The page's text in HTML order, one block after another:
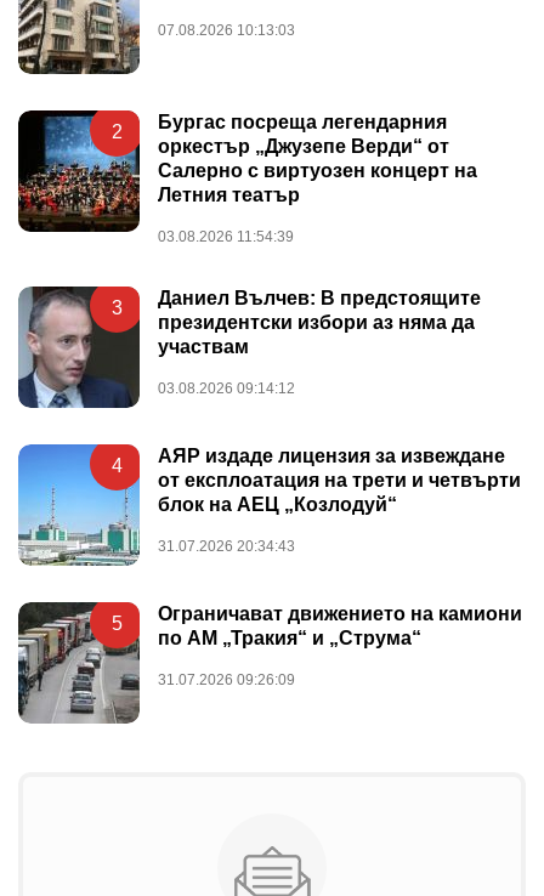
07.08.2026 10:13:03
2
Бургас посреща легендарния
оркестър „Джузепе Верди“ от
Салерно с виртуозен концерт на
Летния театър
03.08.2026 11:54:39
3
Даниел Вълчев: В предстоящите
президентски избори аз няма да
участвам
03.08.2026 09:14:12
4
АЯР издаде лицензия за извеждане
от експлоатация на трети и четвърти
блок на АЕЦ „Козлодуй“
31.07.2026 20:34:43
5
Ограничават движението на камиони
по АМ „Тракия“ и „Струма“
31.07.2026 09:26:09